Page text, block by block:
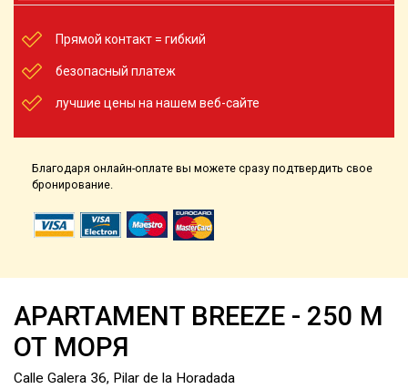
Прямой контакт = гибкий
безопасный платеж
лучшие цены на нашем веб-сайте
Благодаря онлайн-оплате вы можете сразу подтвердить свое
бронирование.
APARTAMENT BREEZE - 250 М
ОТ МОРЯ
Calle Galera 36, Pilar de la Horadada